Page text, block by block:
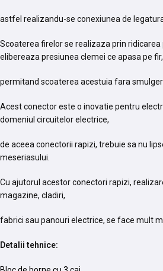
astfel realizandu-se conexiunea de
Scoaterea firelor se realizaza prin ridicarea
elibereaza presiunea clemei ce apasa pe fir,
permitand scoaterea acestuia fara
Acest conector este o inovatie pentru
domeniul circuitelor electrice,
de aceea conectorii rapizi, trebuie sa nu
meseriasului.
Cu ajutorul acestor conectori rapizi,
magazine, cladiri,
fabrici sau panouri electrice, se face mult
Detalii tehnice: